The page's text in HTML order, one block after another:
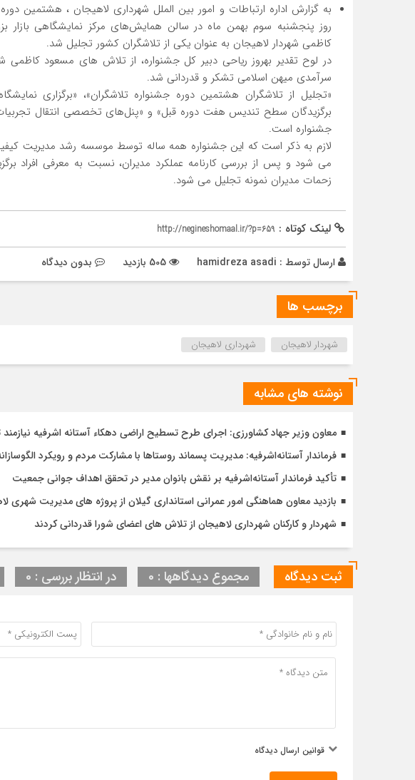
به گزارش اداره ارتباطات و امور بین الملل شهرداری لاهیجان ، هشتمین
روز پنجشنبه سوم بهمن ماه در سالن همایش‌های مرکز نمایشگاهی بازار
کاظمی شهردار لاهیجان به عنوان یکی از تلاشگران کشور تجلیل شد.
در لوح تقدیر بهروز ریاحی دبیر کل جشنواره، از تلاش های مسعود کاظمی
سرآمدی میهن اسلامی تشکر و قدردانی شد.
«تجلیل از تلاشگران هشتمین دوره جشنواره تلاشگران»، «برگزاری
برگزیدگان سطح تندیس هفت دوره قبل» و «پنل‌های تخصصی انتقال
جشنواره است.
لازم به ذکر است که این جشنواره همه ساله توسط موسسه رشد مدیریت
می شود و پس از بررسی کارنامه عملکرد مدیران، نسبت به معرفی افراد
زحمات مدیران نمونه تجلیل می شود.
لینک کوتاه : http://negineshomaal.ir/?p=659
ارسال توسط : hamidreza asadi بدون دیدگاه
برچسب ها
شهردار لاهیجان شهرداری لاهیجان
نوشته های مشابه
معاون وزیر جهاد کشاورزی: اجرای طرح تسطیح اراضی دهکاء آستانه اشرفیه نیازمند
فرماندار آستانه‌اشرفیه: مدیریت پسماند روستاها با مشارکت مردم و رویکرد
تأکید فرماندار آستانه‌اشرفیه بر نقش بانوان مدیر در تحقق اهداف جوانی جمعیت
بازدید معاون هماهنگی امور عمرانی استانداری گیلان از پروژه های مدیریت شهری
شهردار و کارکنان شهرداری لاهیجان از تلاش های اعضای شورا قدردانی کردند
ثبت دیدگاه مجموع دیدگاهها : 0 در انتظار بررسی : 0
قوانین ارسال دیدگاه